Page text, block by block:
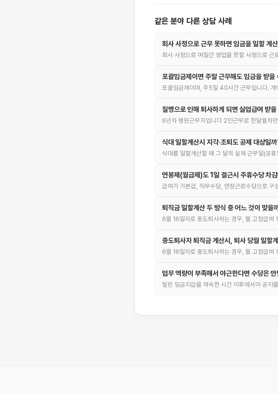
같은 분야 다른 상담 사례
회사 사정으로 근무 못하면 임금을 일할 계
회사 사정으로 며칠간 영업을 못할 사정으로
포괄임금제이면 주말 근무해도 임금을 받을
포괄임금제이며, 주5일 40시간 근무입니다.
질병으로 인해 퇴사하게 되면 실업급여 받
6년차 병원근무자입니다 2인근무로 한달월차
식대 일할계산시 지각·조퇴도 공제 대상일
식대를 일할계산할 때 그 달의 실제 근무일(공
연봉제(월급제)도 1일 결근시 주휴수당 차
급여가 기본급, 직무수당, 연장근로수당으로
퇴직금 일할계산 두 방식 중 어느 것이 맞
6월 16일자로 중도퇴사하는 경우, 월 고정급
중도퇴사자 퇴직금 계산시, 퇴사 당월 일
6월 16일자로 중도퇴사하는 경우, 월 고정급
업무 역량이 부족해서 야근한다면 수당은
밀린 임금지급을 약속한 시간 이후에서야 공지